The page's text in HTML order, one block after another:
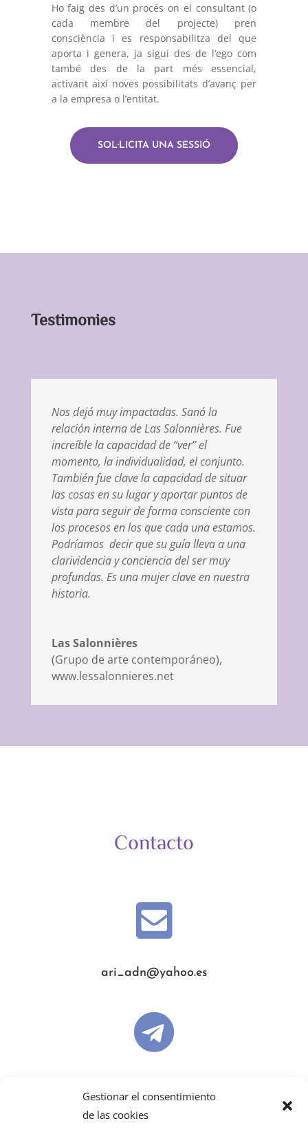
Gestionar el consentimiento
de las cookies
Ho faig des d’un procés on el consultant (o
cada membre del projecte) pren
consciència i es responsabilitza del que
aporta i genera, ja sigui des de l’ego com
també des de la part més essencial,
activant així noves possibilitats d’avanç per
a la empresa o l’entitat.
SOL·LICITA UNA SESSIÓ
Testimonies
Nos dejó muy impactadas. Sanó la
relación interna de Las Salonnières. Fue
increíble la capacidad de “ver” el
momento, la individualidad, el conjunto.
También fue clave la capacidad de situar
las cosas en su lugar y aportar puntos de
vista para seguir de forma consciente con
los procesos en los que cada una estamos.
Podríamos decir que su guía lleva a una
clarividencia y conciencia del ser muy
profundas. Es una mujer clave en nuestra
historia.
Las Salonnières
(Grupo de arte contemporáneo),
www.lessalonnieres.net
Contacto

ari_adn@yahoo.es
